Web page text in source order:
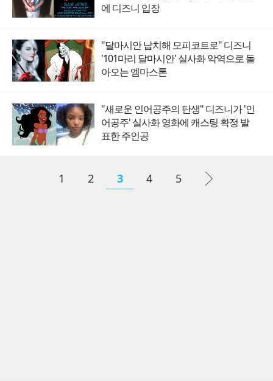
에 디즈니 입장
"달마시안 납치해 모피코트로" 디즈니
'101마리 달마시안' 실사화 악역으로 돌
아오는 엠마스톤
"새로운 인어공주의 탄생" 디즈니가 '인
어공주' 실사화 영화에 캐스팅 확정 발
표한 주인공
1 2 3 4 5